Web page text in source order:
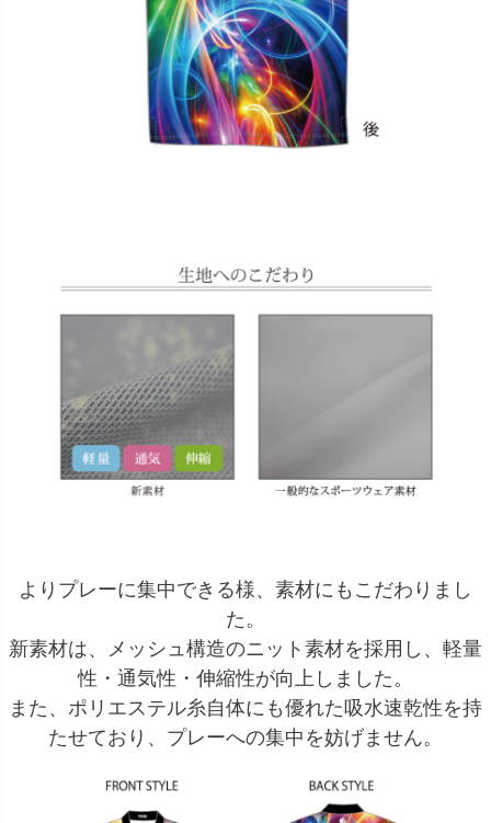
よりプレーに集中できる様、素材にもこだわりまし
た。
新素材は、メッシュ構造のニット素材を採用し、軽量
性・通気性・伸縮性が向上しました。
また、ポリエステル糸自体にも優れた吸水速乾性を持
たせており、プレーへの集中を妨げません。